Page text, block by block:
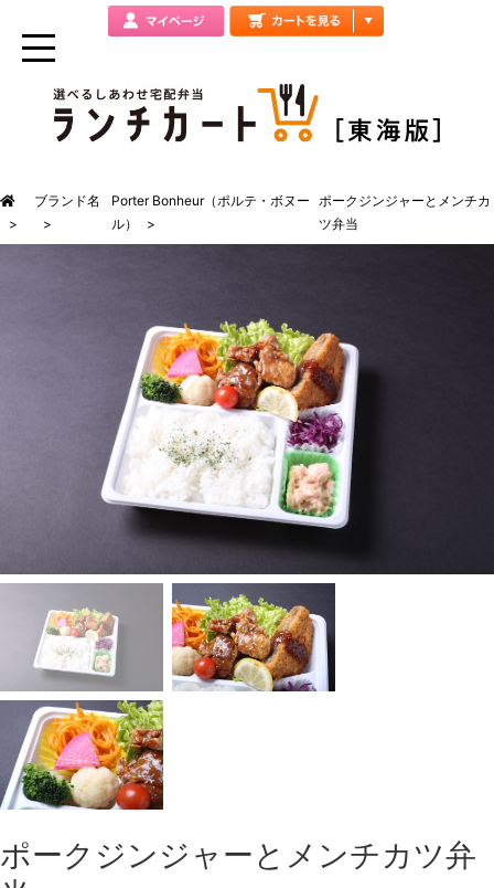
ブランド名
Porter Bonheur（ポルテ・ボヌー
ル）
ポークジンジャーとメンチカ
ツ弁当
ポークジンジャーとメンチカツ弁